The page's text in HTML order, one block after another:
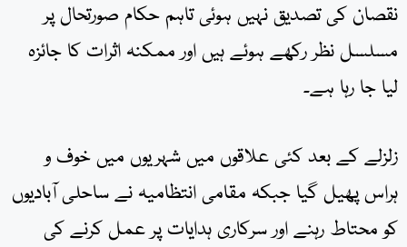
نقصان کی تصدیق نہیں ہوئی تاہم حکام صورتحال پر
مسلسل نظر رکھے ہوئے ہیں اور ممکنہ اثرات کا جائزہ
لیا جا رہا ہے۔
زلزلے کے بعد کئی علاقوں میں شہریوں میں خوف و
ہراس پھیل گیا جبکہ مقامی انتظامیہ نے ساحلی آبادیوں
کو محتاط رہنے اور سرکاری ہدایات پر عمل کرنے کی